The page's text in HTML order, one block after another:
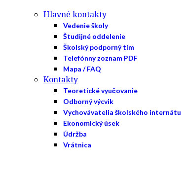
Hlavné kontakty
Vedenie školy
Študijné oddelenie
Školský podporný tím
Telefónny zoznam PDF
Mapa / FAQ
Kontakty
Teoretické vyučovanie
Odborný výcvik
Vychovávatelia školského internátu
Ekonomický úsek
Údržba
Vrátnica